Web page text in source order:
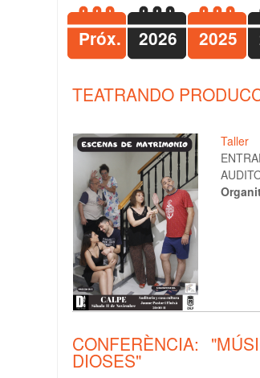
Próx. 2026 2025
TEATRANDO
Taller
CONFERÈNCIA:
DIOSES"